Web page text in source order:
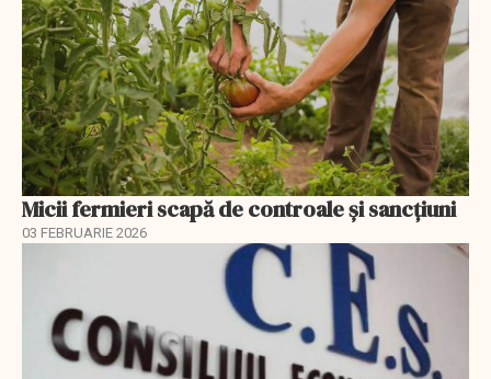
Micii fermieri scapă de controale și sancțiuni
03 FEBRUARIE 2026